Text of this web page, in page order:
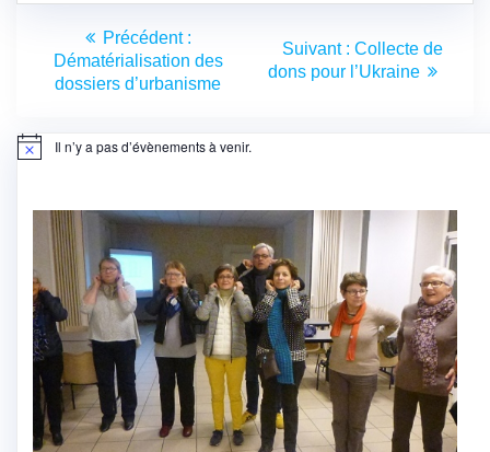
Navigation
de
Précédent :Article
précédent
:
Dématérialisation des
dossiers d’urbanisme
Suivant : Article
suivant
Collecte de
dons pour l’Ukraine
Notice Il n’y a pas d’évènements à venir.